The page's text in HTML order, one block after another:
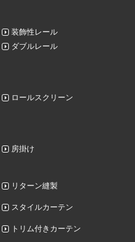
装飾性レール
ダブルレール
ロールスクリーン
房掛け
リターン縫製
スタイルカーテン
トリム付きカーテン